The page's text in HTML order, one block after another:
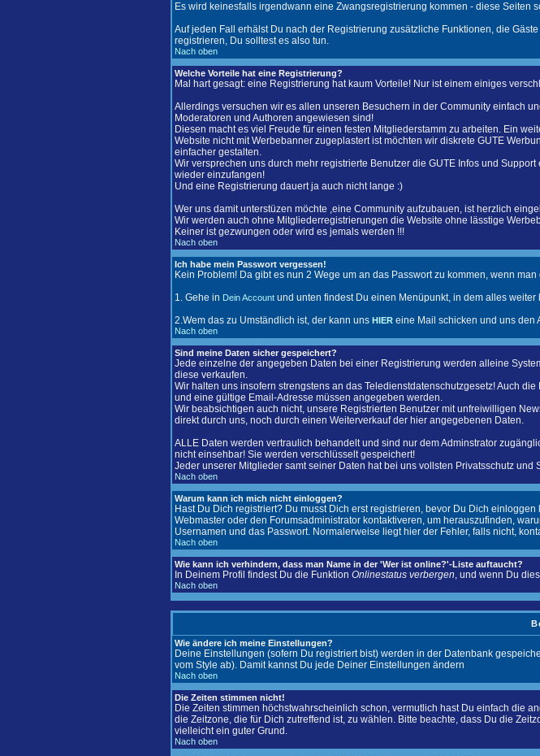
Es wird keinesfalls irgendwann eine Zwangsregistrierung kommen - diese Seiten
Auf jeden Fall erhälst Du nach der Registrierung zusätzliche Funktionen, die
registrieren, Du solltest es also tun.
Nach oben
Welche Vorteile hat eine Registrierung?
Mal hart gesagt: eine Registrierung hat kaum Vorteile! Nur ist einem einiges
Allerdings versuchen wir es allen unseren Besuchern in der Community einfach
Moderatoren und Authoren angewiesen sind!
Diesen macht es viel Freude für einen festen Mitgliederstamm zu arbeiten. Ein
Website nicht mit Werbebanner zugeplastert ist möchten wir diskrete GUTE
einfacher gestalten.
Wir versprechen uns durch mehr registrierte Benutzer die GUTE Infos und
wieder einzufangen!
Und eine Registrierung dauert ja auch nicht lange :)
Wer uns damit unterstüzen möchte ,eine Community aufzubauen, ist herzlich
Wir werden auch ohne Mitgliederregistrierungen die Website ohne lässtige
Keiner ist gezwungen oder wird es jemals werden !!!
Nach oben
Ich habe mein Passwort vergessen!
Kein Problem! Da gibt es nun 2 Wege um an das Passwort zu kommen, wenn
1. Gehe in Dein Account und unten findest Du einen Menüpunkt, in dem alles
2.Wem das zu Umständlich ist, der kann uns HIER eine Mail schicken und uns den
Nach oben
Sind meine Daten sicher gespeichert?
Jede einzelne der angegeben Daten bei einer Registrierung werden alleine
diese verkaufen.
Wir halten uns insofern strengstens an das Teledienstdatenschutzgesetz! Auch
und eine gültige Email-Adresse müssen angegeben werden.
Wir beabsichtigen auch nicht, unsere Registrierten Benutzer mit unfreiwilligen
direkt durch uns, noch durch einen Weiterverkauf der hier angegebenen Daten.
ALLE Daten werden vertraulich behandelt und sind nur dem Adminstrator
nicht einsehbar! Sie werden verschlüsselt gespeichert!
Jeder unserer Mitglieder samt seiner Daten hat bei uns vollsten Privatsschutz und
Nach oben
Warum kann ich mich nicht einloggen?
Hast Du Dich registriert? Du musst Dich erst registrieren, bevor Du Dich
Webmaster oder den Forumsadministrator kontaktiveren, um herauszufinden,
Usernamen und das Passwort. Normalerweise liegt hier der Fehler, falls nicht,
Nach oben
Wie kann ich verhindern, dass man Name in der 'Wer ist online?'-Liste auftaucht?
In Deinem Profil findest Du die Funktion Onlinestatus verbergen, und wenn Du
Nach oben
Wie ändere ich meine Einstellungen?
Deine Einstellungen (sofern Du registriert bist) werden in der Datenbank
vom Style ab). Damit kannst Du jede Deiner Einstellungen ändern
Nach oben
Die Zeiten stimmen nicht!
Die Zeiten stimmen höchstwahrscheinlich schon, vermutlich hast Du einfach die
die Zeitzone, die für Dich zutreffend ist, zu wählen. Bitte beachte, dass Du die
vielleicht ein guter Grund.
Nach oben